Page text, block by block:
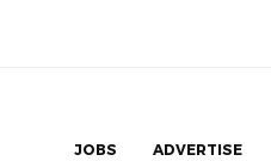
JOBS ADVERTISE